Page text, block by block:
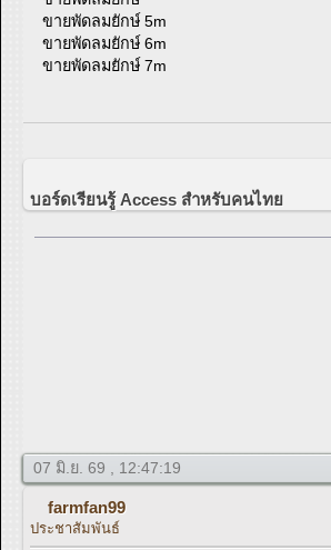
ขายพัดลมยักษ์ 5m
ขายพัดลมยักษ์ 6m
ขายพัดลมยักษ์ 7m
บอร์ดเรียนรู้ Access สำหรับคนไทย
07 มิ.ย. 69 , 12:47:19
farmfan99
ประชาสัมพันธ์